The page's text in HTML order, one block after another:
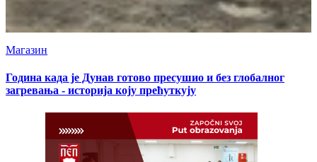
Магазин
Година када је Дунав готово пресушио и без глобалног
загревања - историја коју прећуткују